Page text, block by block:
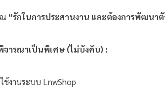
“รักในการประสานงาน และต้องการพัฒนาตั
ารณาเป็นพิเศษ (ไม่บังคับ) :
งานระบบ LnwShop